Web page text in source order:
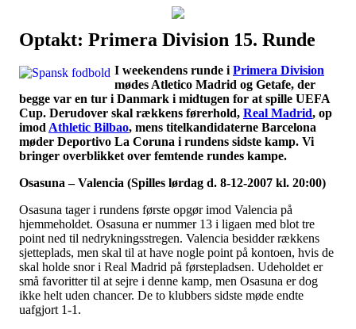
Наши партнеры
лучшие займы
Optakt: Primera Division 15. Runde
I weekendens runde i Primera Division
mødes Atletico Madrid og Getafe, der
begge var en tur i Danmark i midtugen for at spille UEFA
Cup. Derudover skal rækkens førerhold, Real Madrid, op
imod Athletic Bilbao, mens titelkandidaterne Barcelona
møder Deportivo La Coruna i rundens sidste kamp. Vi
bringer overblikket over femtende rundes kampe.
Osasuna – Valencia (Spilles lørdag d. 8-12-2007 kl. 20:00)
Osasuna tager i rundens første opgør imod Valencia på
hjemmeholdet. Osasuna er nummer 13 i ligaen med blot tre
point ned til nedrykningsstregen. Valencia besidder rækkens
sjetteplads, men skal til at have nogle point på kontoen, hvis de
skal holde snor i Real Madrid på førstepladsen. Udeholdet er
små favoritter til at sejre i denne kamp, men Osasuna er dog
ikke helt uden chancer. De to klubbers sidste møde endte
uafgjort 1-1.